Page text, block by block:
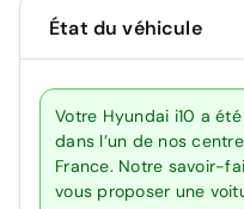
État du véhicule
Votre Hyundai i10 a
dans l’un de nos
France. Notre savoir-
vous proposer une